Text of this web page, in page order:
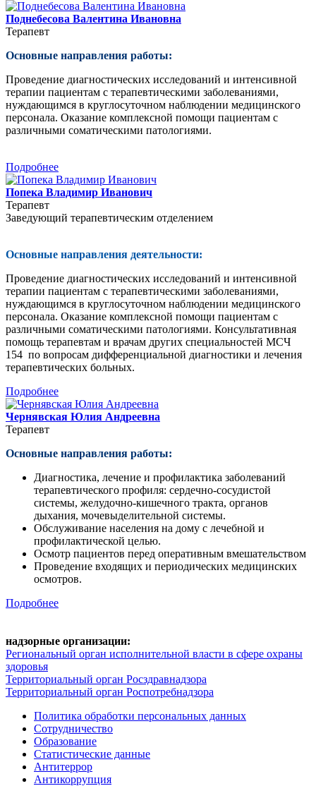
Поднебесова Валентина Ивановна
Терапевт
Основные направления работы:
Проведение диагностических исследований и интенсивной
терапии пациентам с терапевтическими заболеваниями,
нуждающимся в круглосуточном наблюдении медицинского
персонала. Оказание комплексной помощи пациентам с
различными соматическими патологиями.
Подробнее
Попека Владимир Иванович
Терапевт
Заведующий терапевтическим отделением
Основные направления деятельности:
Проведение диагностических исследований и интенсивной
терапии пациентам с терапевтическими заболеваниями,
нуждающимся в круглосуточном наблюдении медицинского
персонала. Оказание комплексной помощи пациентам с
различными соматическими патологиями. Консультативная
помощь терапевтам и врачам других специальностей МСЧ
154 по вопросам дифференциальной диагностики и лечения
терапевтических больных.
Подробнее
Чернявская Юлия Андреевна
Терапевт
Основные направления работы:
Диагностика, лечение и профилактика заболеваний
терапевтического профиля: сердечно-сосудистой
системы, желудочно-кишечного тракта, органов
дыхания, мочевыделительной системы.
Обслуживание населения на дому с лечебной и
профилактической целью.
Осмотр пациентов перед оперативным вмешательством
Проведение входящих и периодических медицинских
осмотров.
Подробнее
надзорные организации:
Региональный орган исполнительной власти в сфере охраны
здоровья
Территориальный орган Росздравнадзора
Территориальный орган Роспотребнадзора
Политика обработки персональных данных
Сотрудничество
Образование
Статистические данные
Антитеррор
Антикоррупция